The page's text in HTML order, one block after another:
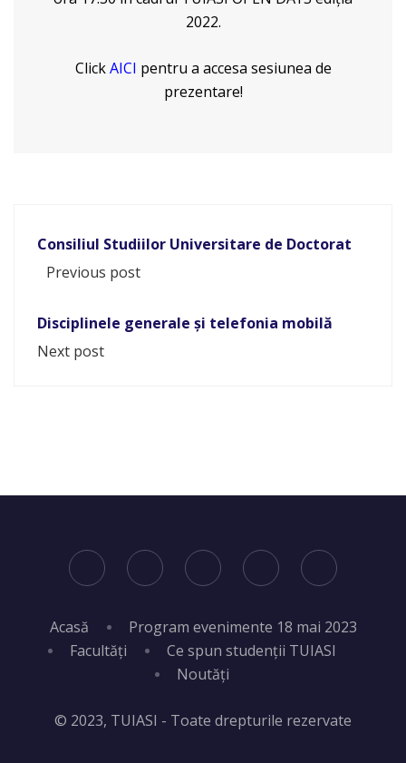
2022.
ClickAICI pentru a accesa sesiunea de
prezentare!
Consiliul Studiilor Universitare de Doctorat
Previous post
Disciplinele generale și telefonia mobilă
Next post
Acasă
Program evenimente 18 mai 2023
Facultăți
Ce spun studenții TUIASI
Noutăți
© 2023, TUIASI - Toate drepturile rezervate